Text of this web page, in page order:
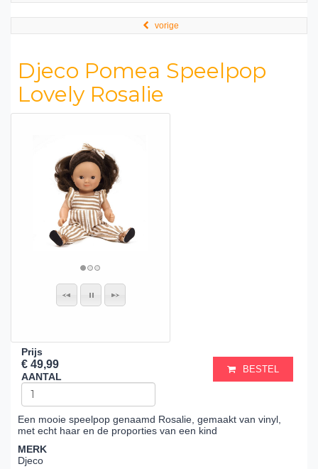
vorige
Djeco Pomea Speelpop
Lovely Rosalie
Prijs
€ 49,99
AANTAL
BESTEL
Een mooie speelpop genaamd Rosalie, gemaakt van vinyl,
met echt haar en de proporties van een kind
MERK
Djeco